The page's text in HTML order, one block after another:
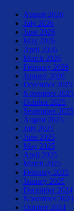
August 2026
July 2026
June 2026
May 2026
April 2026
March 2026
February 2026
January 2026
December 2025
November 2025
October 2025
September 2025
August 2025
July 2025
June 2025
May 2025
April 2025
March 2025
February 2025
January 2025
December 2024
November 2024
October 2024